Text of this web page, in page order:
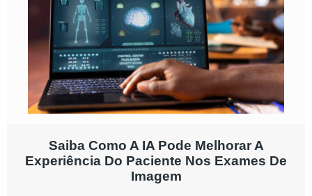
Saiba Como A IA Pode Melhorar A
Experiência Do Paciente Nos Exames De
Imagem